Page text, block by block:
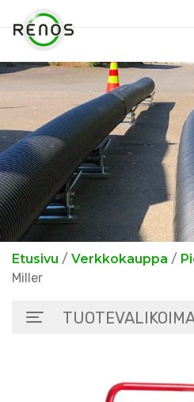
Etusivu / Verkkokauppa /
Miller